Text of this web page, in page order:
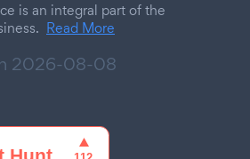
is an integral part of the
Read More
2026-08-08